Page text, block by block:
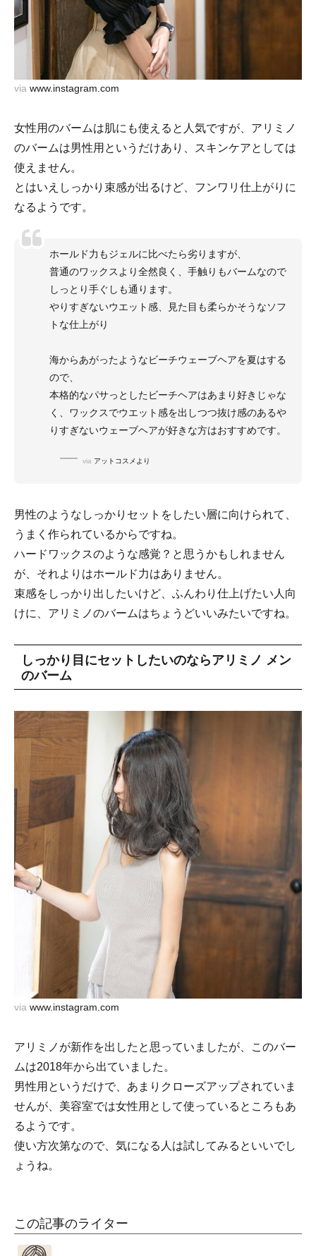
via www.instagram.com
女性用のバームは肌にも使えると人気ですが、アリミノ
のバームは男性用というだけあり、スキンケアとしては
使えません。
とはいえしっかり束感が出るけど、フンワリ仕上がりに
なるようです。
ホールド力もジェルに比べたら劣りますが、
普通のワックスより全然良く、手触りもバームなので
しっとり手ぐしも通ります。
やりすぎないウエット感、見た目も柔らかそうなソフ
トな仕上がり
海からあがったようなビーチウェーブヘアを夏はする
ので、
本格的なパサっとしたビーチヘアはあまり好きじゃな
く、ワックスでウエット感を出しつつ抜け感のあるや
りすぎないウェーブヘアが好きな方はおすすめです。
via アットコスメより
男性のようなしっかりセットをしたい層に向けられて、
うまく作られているからですね。
ハードワックスのような感覚？と思うかもしれません
が、それよりはホールド力はありません。
束感をしっかり出したいけど、ふんわり仕上げたい人向
けに、アリミノのバームはちょうどいいみたいですね。
しっかり目にセットしたいのならアリミノ メン
のバーム
via www.instagram.com
アリミノが新作を出したと思っていましたが、このバー
ムは2018年から出ていました。
男性用というだけで、あまりクローズアップされていま
せんが、美容室では女性用として使っているところもあ
るようです。
使い方次第なので、気になる人は試してみるといいでし
ょうね。
この記事のライター